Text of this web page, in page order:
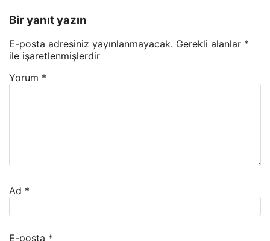
Bir yanıt yazın
E-posta adresiniz yayınlanmayacak. Gerekli alanlar *
ile işaretlenmişlerdir
Yorum *
Ad *
E-posta *